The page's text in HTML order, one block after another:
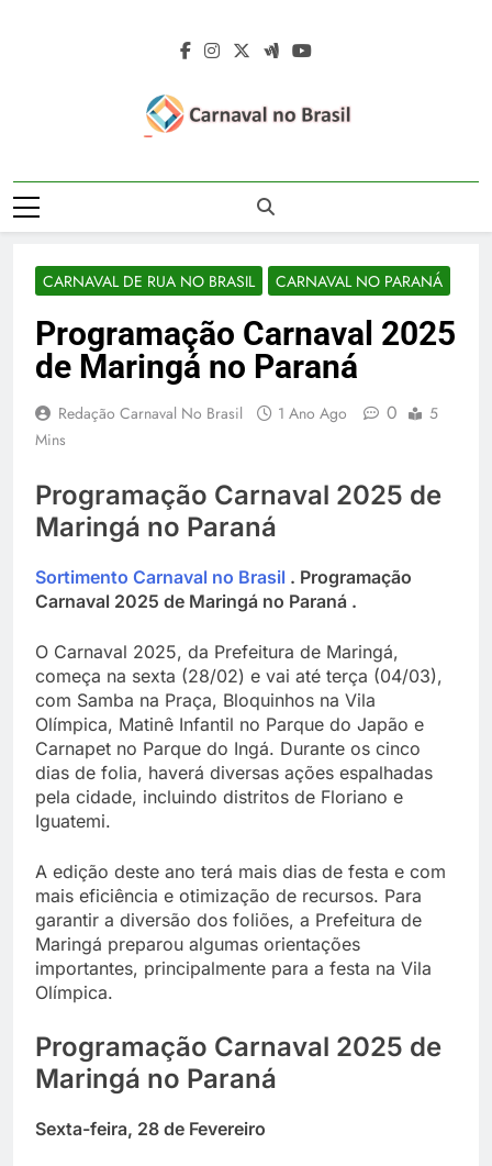
Carnaval No
Brasil 2027 –
Carnaval De Rua
2027 – Desfile
Das Escolas De
Samba
Rua 2027 – Desfile Das Escolas De
Samba – Fotos Carnaval 2026 – Blocos
Rainhas De Bateria – Famosos No
CARNAVAL DE RUA NO BRASIL CARNAVAL NO PARANÁ
Programação Carnaval 2025
de Maringá no Paraná
Redação Carnaval No Brasil 1 Ano Ago 0
5
Mins
Programação Carnaval 2025 de
Maringá no Paraná
Sortimento Carnaval no Brasil . Programação
Carnaval 2025 de Maringá no Paraná .
O Carnaval 2025, da Prefeitura de Maringá,
começa na sexta (28/02) e vai até terça (04/03),
com Samba na Praça, Bloquinhos na Vila
Olímpica, Matinê Infantil no Parque do Japão e
Carnapet no Parque do Ingá. Durante os cinco
dias de folia, haverá diversas ações espalhadas
pela cidade, incluindo distritos de Floriano e
Iguatemi.
A edição deste ano terá mais dias de festa e com
mais eficiência e otimização de recursos. Para
garantir a diversão dos foliões, a Prefeitura de
Maringá preparou algumas orientações
importantes, principalmente para a festa na Vila
Olímpica.
Programação Carnaval 2025 de
Maringá no Paraná
Sexta-feira, 28 de Fevereiro